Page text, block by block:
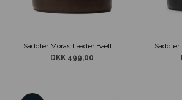
Saddler Moras Læder Bælte m/ Interlock Spænde Mørkebrun
DKK 499,00